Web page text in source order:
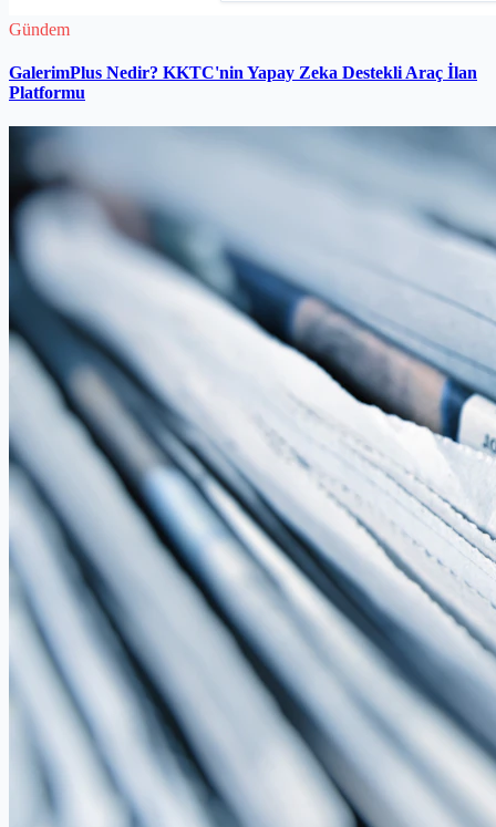
Gündem
GalerimPlus Nedir? KKTC'nin Yapay Zeka Destekli Araç İlan
Platformu